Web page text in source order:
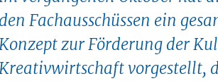
den Fachausschüssen ein
zur Förderung der
vorgestellt,